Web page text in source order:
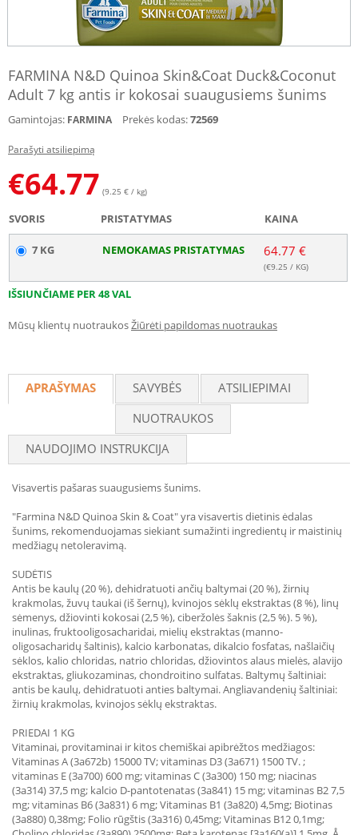
FARMINA N&D Quinoa Skin&Coat Duck&Coconut
Adult 7 kg antis ir kokosai suaugusiems šunims
Gamintojas: FARMINA Prekės kodas:72569
Parašyti atsiliepimą
€64.77 (9.25 € / kg)
SVORIS PRISTATYMAS KAINA
7 KG NEMOKAMAS PRISTATYMAS 64.77 €
(€9.25 / KG)
IŠSIUNČIAME PER 48 VAL
Mūsų klientų nuotraukosŽiūrėti papildomas nuotraukas
APRAŠYMAS SAVYBĖS
ATSILIEPIMAI
NUOTRAUKOS
NAUDOJIMO INSTRUKCIJA
Visavertis pašaras suaugusiems šunims.
"Farmina N&D Quinoa Skin & Coat" yra visavertis dietinis ėdalas
šunims, rekomenduojamas siekiant sumažinti ingredientų ir maistinių
medžiagų netoleravimą.
SUDĖTIS
Antis be kaulų (20 %), dehidratuoti ančių baltymai (20 %), žirnių
krakmolas, žuvų taukai (iš šernų), kvinojos sėklų ekstraktas (8 %), linų
sėmenys, džiovinti kokosai (2,5 %), ciberžolės šaknis (2,5 %). 5 %),
inulinas, fruktooligosacharidai, mielių ekstraktas (manno-
oligosacharidų šaltinis), kalcio karbonatas, dikalcio fosfatas, našlaičių
sėklos, kalio chloridas, natrio chloridas, džiovintos alaus mielės, alavijo
ekstraktas, gliukozaminas, chondroitino sulfatas. Baltymų šaltiniai:
antis be kaulų, dehidratuoti anties baltymai. Angliavandenių šaltiniai:
žirnių krakmolas, kvinojos sėklų ekstraktas.
PRIEDAI 1 KG
Vitaminai, provitaminai ir kitos chemiškai apibrėžtos medžiagos:
Vitaminas A (3a672b) 15000 TV; vitaminas D3 (3a671) 1500 TV. ;
vitaminas E (3a700) 600 mg; vitaminas C (3a300) 150 mg; niacinas
(3a314) 37,5 mg; kalcio D-pantotenatas (3a841) 15 mg; vitaminas B2 7,5
mg; vitaminas B6 (3a831) 6 mg; Vitaminas B1 (3a820) 4,5mg; Biotinas
(3a880) 0,38mg; Folio rūgštis (3a316) 0,45mg; Vitaminas B12 0,1mg;